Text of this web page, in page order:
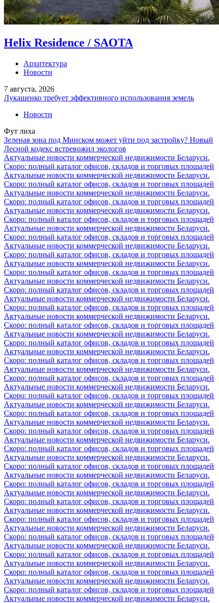
Helix Residence / SAOTA
Архитектура
Новости
7 августа, 2026
Лукашенко требует эффективного использования земель
Новости
Фут лиха
Зеленая зона под Минском может уйти под застройку? Новый
Лесной кодекс встревожил экологов
Актуальные новости коммерческой недвижимости Беларуси.
Скоро: полный каталог офисов, складов и торговых площадей
Актуальные новости коммерческой недвижимости Беларуси.
Скоро: полный каталог офисов, складов и торговых площадей
Актуальные новости коммерческой недвижимости Беларуси.
Скоро: полный каталог офисов, складов и торговых площадей
Актуальные новости коммерческой недвижимости Беларуси.
Скоро: полный каталог офисов, складов и торговых площадей
Актуальные новости коммерческой недвижимости Беларуси.
Скоро: полный каталог офисов, складов и торговых площадей
Актуальные новости коммерческой недвижимости Беларуси.
Скоро: полный каталог офисов, складов и торговых площадей
Актуальные новости коммерческой недвижимости Беларуси.
Скоро: полный каталог офисов, складов и торговых площадей
Актуальные новости коммерческой недвижимости Беларуси.
Скоро: полный каталог офисов, складов и торговых площадей
Актуальные новости коммерческой недвижимости Беларуси.
Скоро: полный каталог офисов, складов и торговых площадей
Актуальные новости коммерческой недвижимости Беларуси.
Скоро: полный каталог офисов, складов и торговых площадей
Актуальные новости коммерческой недвижимости Беларуси.
Скоро: полный каталог офисов, складов и торговых площадей
Актуальные новости коммерческой недвижимости Беларуси.
Скоро: полный каталог офисов, складов и торговых площадей
Актуальные новости коммерческой недвижимости Беларуси.
Скоро: полный каталог офисов, складов и торговых площадей
Актуальные новости коммерческой недвижимости Беларуси.
Скоро: полный каталог офисов, складов и торговых площадей
Актуальные новости коммерческой недвижимости Беларуси.
Скоро: полный каталог офисов, складов и торговых площадей
Актуальные новости коммерческой недвижимости Беларуси.
Скоро: полный каталог офисов, складов и торговых площадей
Актуальные новости коммерческой недвижимости Беларуси.
Скоро: полный каталог офисов, складов и торговых площадей
Актуальные новости коммерческой недвижимости Беларуси.
Скоро: полный каталог офисов, складов и торговых площадей
Актуальные новости коммерческой недвижимости Беларуси.
Скоро: полный каталог офисов, складов и торговых площадей
Актуальные новости коммерческой недвижимости Беларуси.
Скоро: полный каталог офисов, складов и торговых площадей
Актуальные новости коммерческой недвижимости Беларуси.
Скоро: полный каталог офисов, складов и торговых площадей
Актуальные новости коммерческой недвижимости Беларуси.
Скоро: полный каталог офисов, складов и торговых площадей
Актуальные новости коммерческой недвижимости Беларуси.
Скоро: полный каталог офисов, складов и торговых площадей
Актуальные новости коммерческой недвижимости Беларуси.
Скоро: полный каталог офисов, складов и торговых площадей
Актуальные новости коммерческой недвижимости Беларуси.
Скоро: полный каталог офисов, складов и торговых площадей
Актуальные новости коммерческой недвижимости Беларуси.